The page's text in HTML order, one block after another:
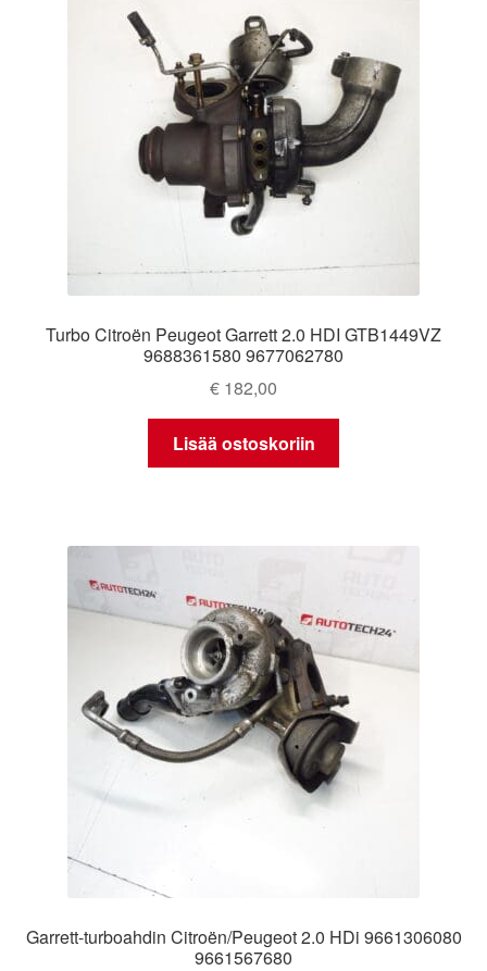
Turbo Citroën Peugeot Garrett 2.0 HDI GTB1449VZ
9688361580 9677062780
€ 182,00
Lisää ostoskoriin
Garrett-turboahdin Citroën/Peugeot 2.0 HDi 9661306080
9661567680